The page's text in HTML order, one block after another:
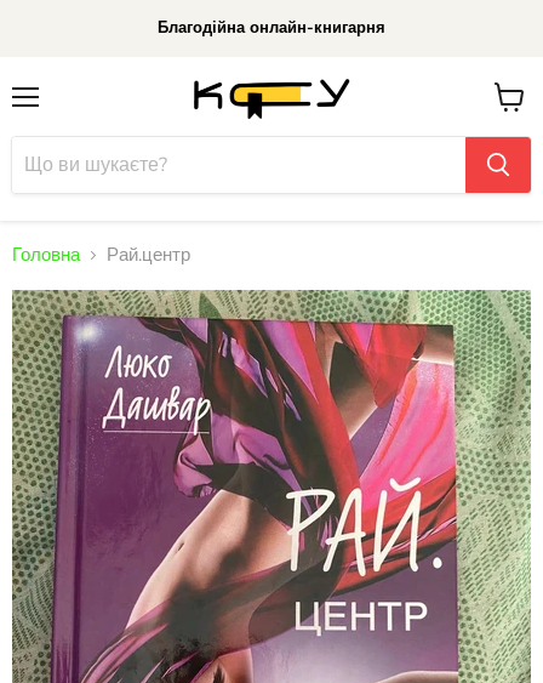
Благодійна онлайн-книгарня
До
Головна Рай.центр